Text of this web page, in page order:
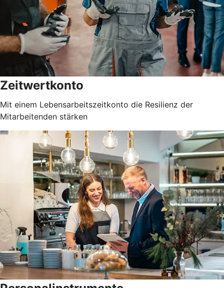
Zeitwertkonto
Mit einem Lebensarbeitszeitkonto die Resilienz der
Mitarbeitenden stärken